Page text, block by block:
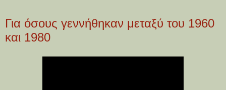
Για όσους γεννήθηκαν μεταξύ του 1960
και 1980